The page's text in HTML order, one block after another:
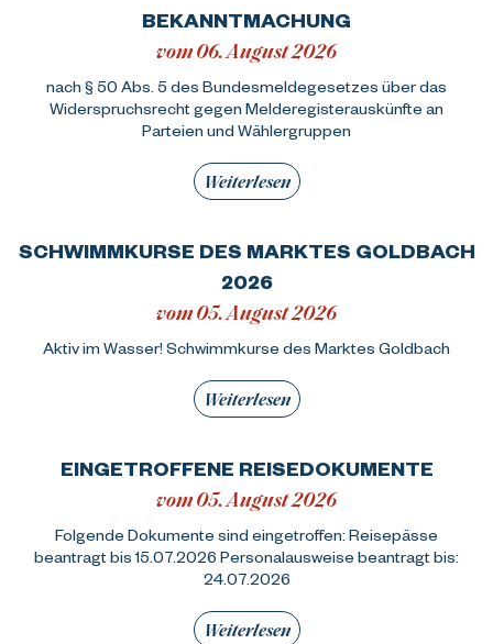
BEKANNTMACHUNG
vom 06. August 2026
nach § 50 Abs. 5 des Bundesmeldegesetzes über das
Widerspruchsrecht gegen Melderegisterauskünfte an
Parteien und Wählergruppen
Weiterlesen
SCHWIMMKURSE DES MARKTES GOLDBACH
2026
vom 05. August 2026
Aktiv im Wasser! Schwimmkurse des Marktes Goldbach
Weiterlesen
EINGETROFFENE REISEDOKUMENTE
vom 05. August 2026
Folgende Dokumente sind eingetroffen: Reisepässe
beantragt bis 15.07.2026 Personalausweise beantragt bis:
24.07.2026
Weiterlesen